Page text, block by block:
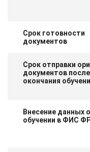
Срок готовности
документов
Срок отправки
документов после
окончания
Внесение данных
обучении в ФИС